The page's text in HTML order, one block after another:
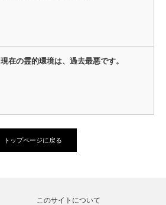
現在の霊的環境は、過去最悪です。
トップページに戻る
このサイトについて